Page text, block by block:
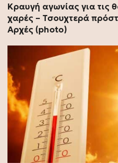
Κραυγή αγωνίας για τις
χαρές – Τσουχτερά
Αρχές (photo)